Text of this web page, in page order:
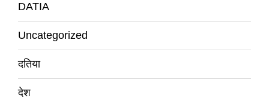
DATIA
Uncategorized
दतिया
देश